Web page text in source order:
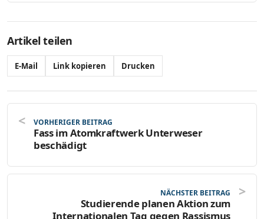
Artikel teilen
E-Mail Link kopieren Drucken
VORHERIGER BEITRAG
Fass im Atomkraftwerk Unterweser
beschädigt
NÄCHSTER BEITRAG
Studierende planen Aktion zum
Internationalen Tag gegen Rassismus